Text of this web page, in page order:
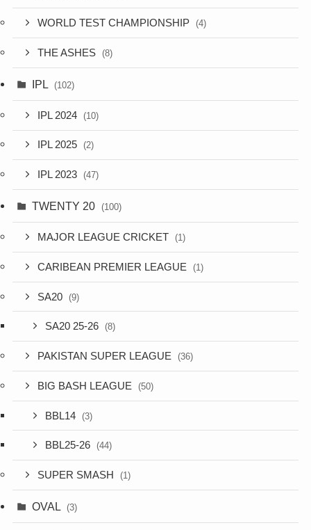
WORLD TEST CHAMPIONSHIP (4)
THE ASHES (8)
IPL (102)
IPL 2024 (10)
IPL 2025 (2)
IPL 2023 (47)
TWENTY 20 (100)
MAJOR LEAGUE CRICKET (1)
CARIBEAN PREMIER LEAGUE (1)
SA20 (9)
SA20 25-26 (8)
PAKISTAN SUPER LEAGUE (36)
BIG BASH LEAGUE (50)
BBL14 (3)
BBL25-26 (44)
SUPER SMASH (1)
OVAL (3)